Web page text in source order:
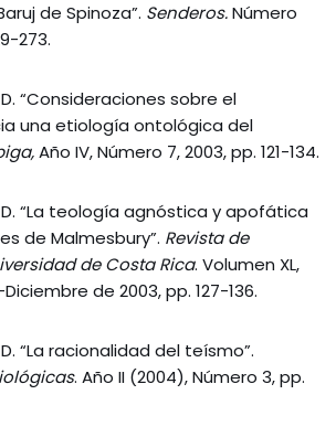
de Spinoza”. Senderos.Número
273.
“Consideraciones sobre el
una etiología ontológica del
Año IV, Número 7, 2003, pp. 121-134.
D. “La teología agnóstica y apofática
de Malmesbury”. Revista de
de Costa Rica. Volumen XL,
de 2003, pp. 127-136.
“La racionalidad del teísmo”.
. Año II (2004), Número 3, pp.